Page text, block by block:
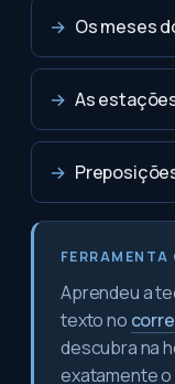
→ Os meses
→ As
→
Aprendeu a
texto no
descubra na
exatamente o